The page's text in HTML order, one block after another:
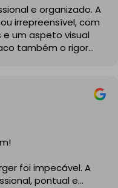
e organizado. A
irrepreensível, com
um aspeto visual
também o rigor
foi impecável. A
pontual e